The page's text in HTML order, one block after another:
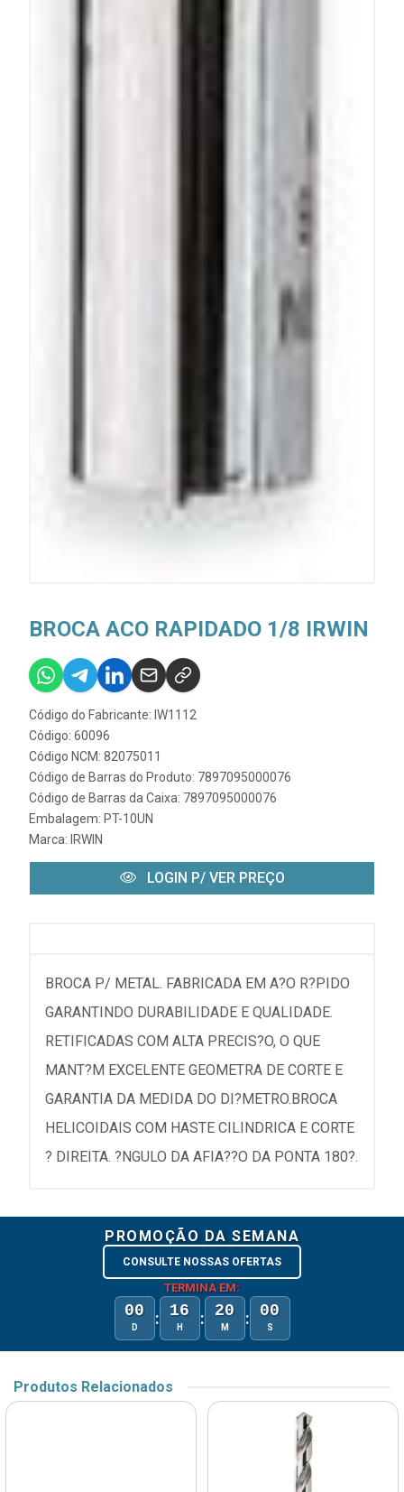
BROCA ACO RAPIDADO 1/8 IRWIN
Código do Fabricante: IW1112
Código: 60096
Código NCM: 82075011
Código de Barras do Produto: 7897095000076
Código de Barras da Caixa: 7897095000076
Embalagem: PT-10UN
Marca: IRWIN
LOGIN P/ VER PREÇO
BROCA P/ METAL. FABRICADA EM A?O R?PIDO
GARANTINDO DURABILIDADE E QUALIDADE.
RETIFICADAS COM ALTA PRECIS?O, O QUE
MANT?M EXCELENTE GEOMETRA DE CORTE E
GARANTIA DA MEDIDA DO DI?METRO.BROCA
HELICOIDAIS COM HASTE CILINDRICA E CORTE
? DIREITA. ?NGULO DA AFIA??O DA PONTA 180?.
PROMOÇÃO DA SEMANA
CONSULTE NOSSAS OFERTAS
TERMINA EM:
00
D : 16
H : 20
M : 00
S
Produtos Relacionados